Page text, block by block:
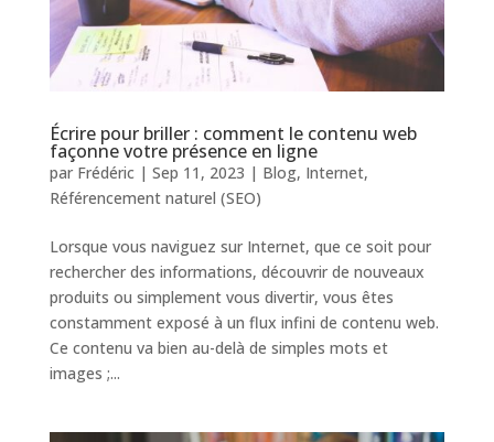
Écrire pour briller : comment le contenu web
façonne votre présence en ligne
par Frédéric| Sep 11, 2023 | Blog, Internet,
Référencement naturel (SEO)
Lorsque vous naviguez sur Internet, que ce soit pour
rechercher des informations, découvrir de nouveaux
produits ou simplement vous divertir, vous êtes
constamment exposé à un flux infini de contenu web.
Ce contenu va bien au-delà de simples mots et
images ;...